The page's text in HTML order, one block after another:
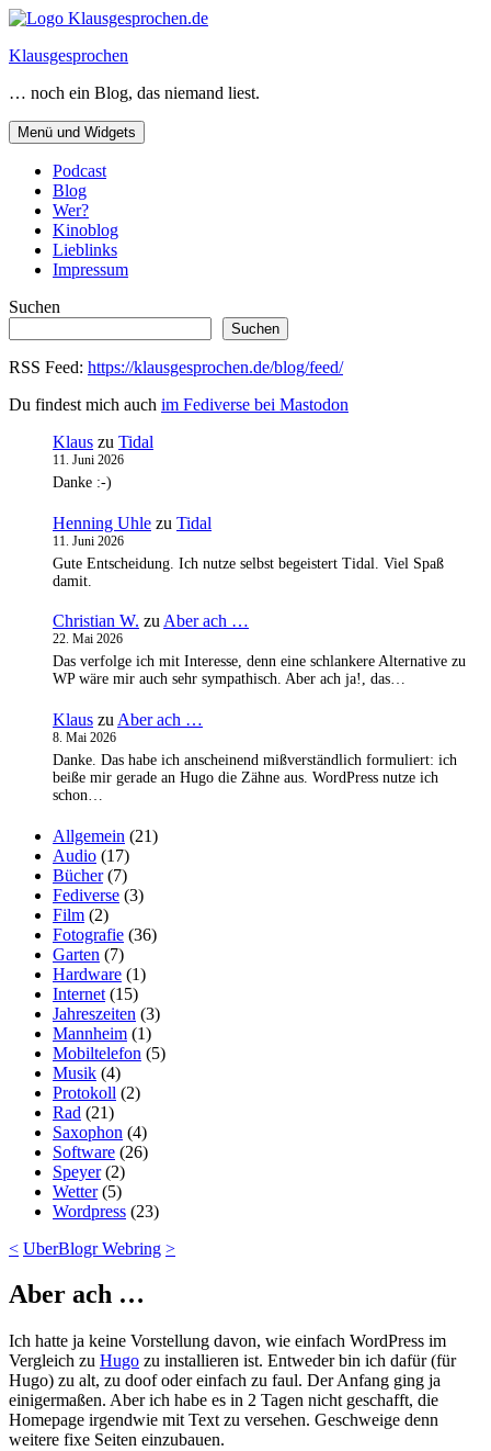
Zum
springen
Klausgesprochen
… noch ein Blog, das niemand liest.
Menü und Widgets
Podcast
Blog
Wer?
Kinoblog
Lieblinks
Impressum
Suchen
Suchen
RSS Feed: https://klausgesprochen.de/blog/feed/
Du findest mich auch im Fediverse bei Mastodon
Klaus zu Tidal
11. Juni 2026
Danke :-)
Henning Uhle zu Tidal
11. Juni 2026
Gute Entscheidung. Ich nutze selbst begeistert Tidal. Viel Spaß
damit.
Christian W. zu Aber ach …
22. Mai 2026
Das verfolge ich mit Interesse, denn eine schlankere Alternative zu
WP wäre mir auch sehr sympathisch. Aber ach ja!, das…
Klaus zu Aber ach …
8. Mai 2026
Danke. Das habe ich anscheinend mißverständlich formuliert: ich
beiße mir gerade an Hugo die Zähne aus. WordPress nutze ich
schon…
Allgemein (21)
Audio (17)
Bücher(7)
Fediverse (3)
Film (2)
Fotografie (36)
Garten (7)
Hardware (1)
Internet (15)
Jahreszeiten (3)
Mannheim (1)
Mobiltelefon (5)
Musik (4)
Protokoll (2)
Rad (21)
Saxophon (4)
Software (26)
Speyer(2)
Wetter(5)
Wordpress (23)
< UberBlogr Webring >
Aber ach …
Ich hatte ja keine Vorstellung davon, wie einfach WordPress im
Vergleich zu Hugo zu installieren ist. Entweder bin ich dafür (für
Hugo) zu alt, zu doof oder einfach zu faul. Der Anfang ging ja
einigermaßen. Aber ich habe es in 2 Tagen nicht geschafft, die
Homepage irgendwie mit Text zu versehen. Geschweige denn
weitere fixe Seiten einzubauen.